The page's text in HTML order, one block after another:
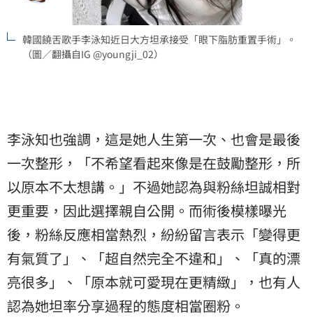
韓國饒舌歌手李泳知近日大方坦承接受「眼下脂肪重置手術」。
（圖／翻攝自IG @youngji_02）
李泳知也強調，這是她人生第一次、也會是最後
一次整形，「不希望看起來像是在鼓勵整形，所
以原本不太想講。」不過她認為與粉絲坦誠相對
更重要，因此選擇親自公開。而術後模樣曝光
後，粉絲反應相當熱烈，紛紛留言表示「變得更
有氣質了」、「超自然完全不違和」、「真的漂
亮很多」、「原本就可愛現在更精緻」，也有人
認為她坦率分享過程的態度相當圈粉。